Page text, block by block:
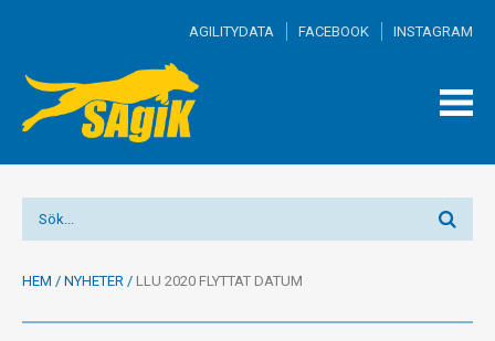
AGILITYDATA FACEBOOK INSTAGRAM
HEM / NYHETER / LLU 2020 FLYTTAT DATUM